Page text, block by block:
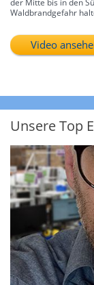
Waldbrandgefahr
Video
Unsere Top